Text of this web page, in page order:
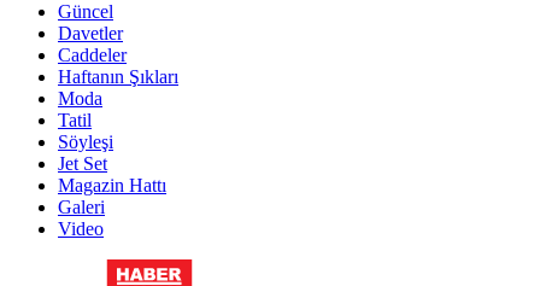
Güncel
Davetler
Caddeler
Haftanın Şıkları
Moda
Tatil
Söyleşi
Jet Set
Magazin Hattı
Galeri
Video